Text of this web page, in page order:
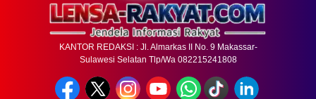
KANTOR REDAKSI : Jl. Almarkas II No. 9 Makassar-
Sulawesi Selatan Tlp/Wa 082215241808